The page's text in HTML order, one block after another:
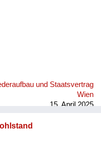
und Staatsvertrag
Wien
15. April 2025